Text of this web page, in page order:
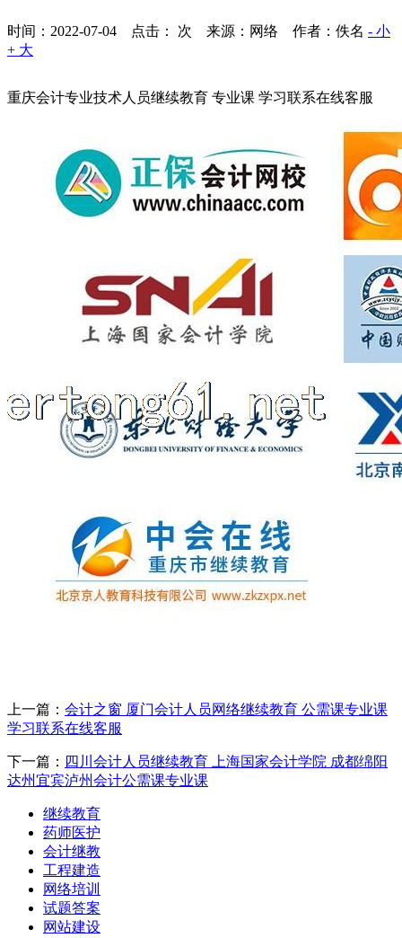
时间：2022-07-04 点击： 次 来源：网络 作者：佚名 - 小
+ 大
重庆会计专业技术人员继续教育 专业课 学习联系在线客服
上一篇： 会计之窗 厦门会计人员网络继续教育 公需课专业课
学习联系在线客服
下一篇： 四川会计人员继续教育 上海国家会计学院 成都绵阳
达州宜宾泸州会计公需课专业课
继续教育
药师医护
会计继教
工程建造
网络培训
试题答案
网站建设